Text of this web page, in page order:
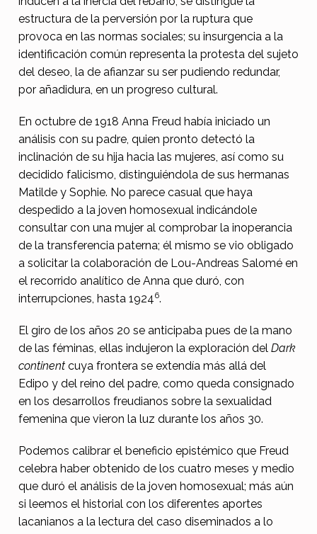
a
l
estructura de la perversión por la ruptura que
provoca en las normas sociales; su insurgencia a la
identificación común representa la protesta del sujeto
del deseo, la de afianzar su ser pudiendo redundar,
por añadidura, en un progreso cultural.
En octubre de 1918 Anna Freud había iniciado un
análisis con su padre, quien pronto detectó la
inclinación de su hija hacia las mujeres, así como su
decidido falicismo, distinguiéndola de sus hermanas
Matilde y Sophie. No parece casual que haya
despedido a la joven homosexual indicándole
consultar con una mujer al comprobar la inoperancia
de la transferencia paterna; él mismo se vio obligado
a solicitar la colaboración de Lou-Andreas Salomé en
el recorrido analítico de Anna que duró, con
interrupciones, hasta 19246.
El giro de los años 20 se anticipaba pues de la mano
de las féminas, ellas indujeron la exploración del Dark
continentcuya frontera se extendía más allá del
Edipo y del reino del padre, como queda consignado
en los desarrollos freudianos sobre la sexualidad
femenina que vieron la luz durante los años 30.
Podemos calibrar el beneficio epistémico que Freud
celebra haber obtenido de los cuatro meses y medio
que duró el análisis de la joven homosexual; más aún
si leemos el historial con los diferentes aportes
lacanianos a la lectura del caso diseminados a lo